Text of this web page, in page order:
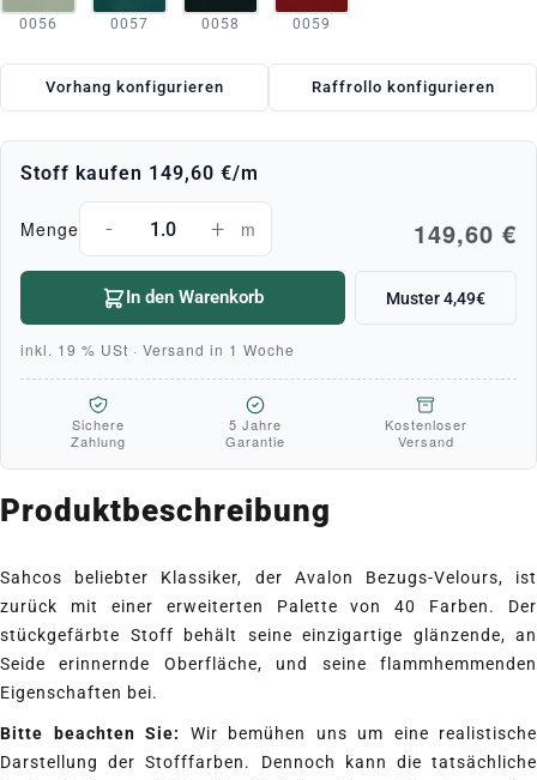
0056 0057 0058 0059
Vorhang konfigurieren Raffrollo konfigurieren
Stoff kaufen 149,60 €/m
Menge - + m 149,60 €
In den Warenkorb Muster 4,49€
inkl. 19 % USt · Versand in 1 Woche
Sichere
Zahlung
5 Jahre
Garantie
Kostenloser
Versand
Produktbeschreibung
Sahcos beliebter Klassiker, der Avalon Bezugs-Velours, ist
zurück mit einer erweiterten Palette von 40 Farben. Der
stückgefärbte Stoff behält seine einzigartige glänzende, an
Seide erinnernde Oberfläche, und seine flammhemmenden
Eigenschaften bei.
Bitte beachten Sie:
Wir bemühen uns um eine realistische
Darstellung der Stofffarben. Dennoch kann die tatsächliche